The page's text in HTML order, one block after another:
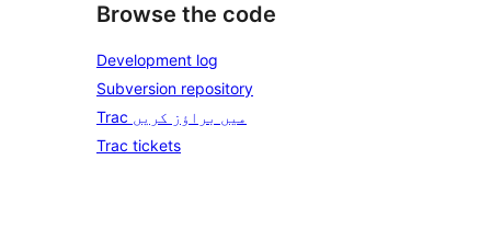
Browse the code
Development log
Subversion repository
Trac میں براؤز کریں
Trac tickets